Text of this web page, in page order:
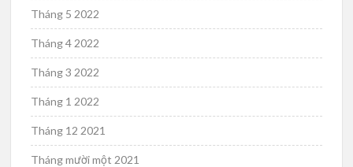
Tháng 5 2022
Tháng 4 2022
Tháng 3 2022
Tháng 1 2022
Tháng 12 2021
Tháng mười một 2021